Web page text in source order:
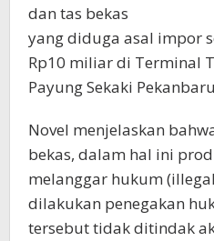
dan tas bekas
yang diduga asal impor
Rp10 miliar di Terminal
Payung Sekaki
Novel menjelaskan
bekas, dalam hal ini
melanggar hukum
dilakukan penegakan
tersebut tidak ditindak